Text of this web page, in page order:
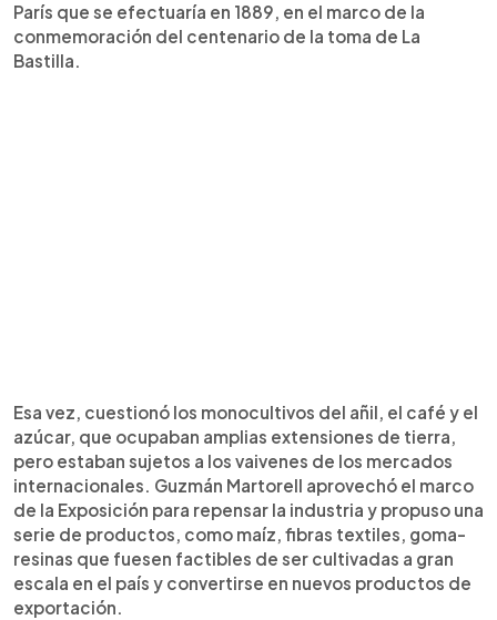
París que se efectuaría en 1889, en el marco de la
conmemoración del centenario de la toma de La
Bastilla.
Esa vez, cuestionó los monocultivos del añil, el café y el
azúcar, que ocupaban amplias extensiones de tierra,
pero estaban sujetos a los vaivenes de los mercados
internacionales. Guzmán Martorell aprovechó el marco
de la Exposición para repensar la industria y propuso una
serie de productos, como maíz, fibras textiles, goma-
resinas que fuesen factibles de ser cultivadas a gran
escala en el país y convertirse en nuevos productos de
exportación.